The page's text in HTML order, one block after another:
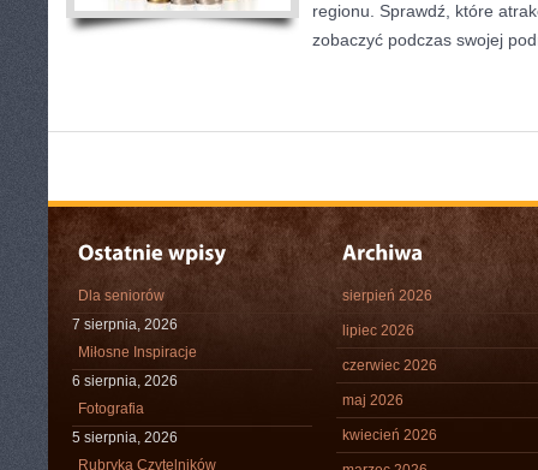
regionu. Sprawdź, które
zobaczyć podczas swojej
Dla seniorów
7 sierpnia, 2026
Miłosne Inspiracje
6 sierpnia, 2026
Fotografia
5 sierpnia, 2026
Rubryka Czytelników
sierpień 2026
lipiec 2026
czerwiec 2026
maj 2026
kwiecień 2026